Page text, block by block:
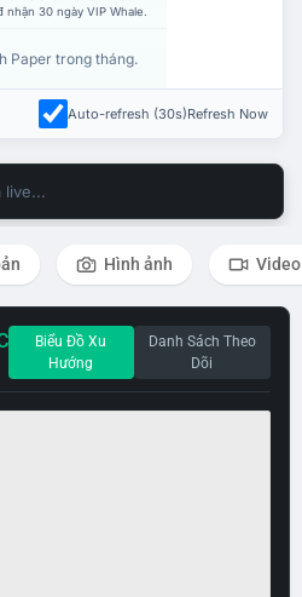
30 ngày VIP Whale.
Paper trong tháng.
Auto-refresh (30s)Refresh Now
live...
Hình ảnh Video
Biểu Đồ Xu
Hướng
Danh Sách Theo
Dõi